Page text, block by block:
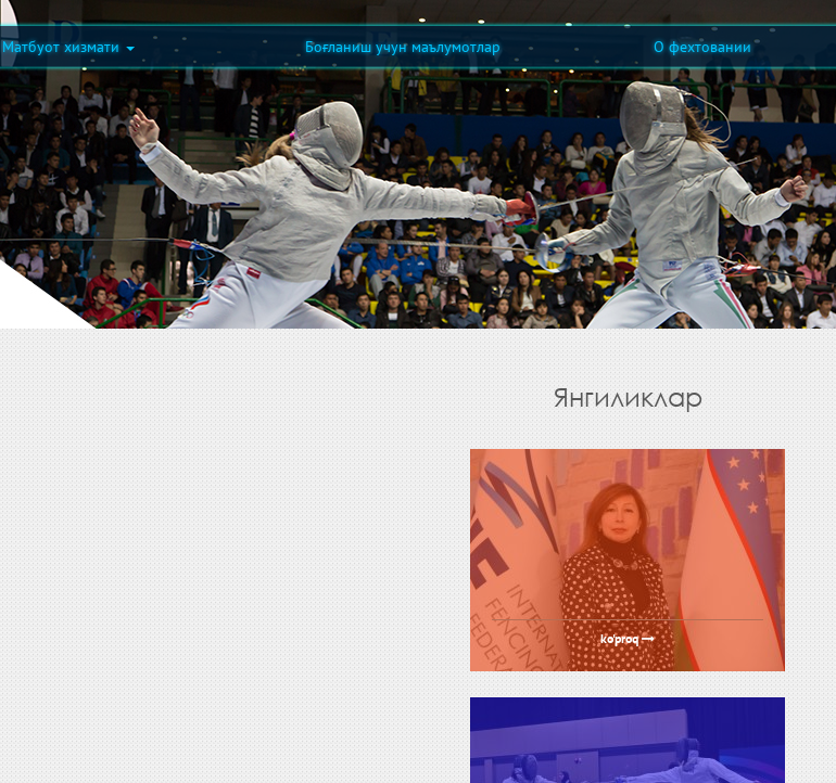
Матбуот хизмати Боғланиш учун маълумотлар О фехтовании
Янгиликлар
ko'proq